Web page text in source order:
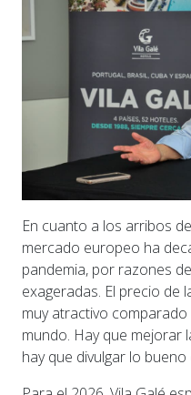
En cuanto a los arribos
mercado europeo ha
pandemia, por razones
exageradas. El precio de
muy atractivo
mundo. Hay que mejorar
hay que divulgar lo bueno